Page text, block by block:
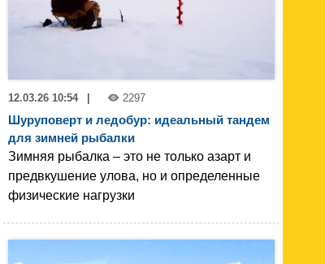
12.03.26 10:54 2297
Шуруповерт и ледобур: идеальный тандем
для зимней рыбалки
Зимняя рыбалка – это не только азарт и
предвкушение улова, но и определенные
физические нагрузки